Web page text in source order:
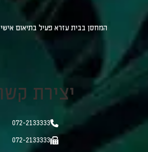
המחסן בבית עזרא פעיל בתיאום
יצירת
072-2133333
072-2133333